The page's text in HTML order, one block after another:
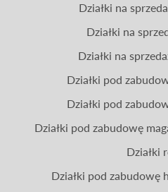
Działki na
Działki na
Działki na
Działki pod
Działki pod
Działki pod zabudowę
Działki
Działki pod zabudowę